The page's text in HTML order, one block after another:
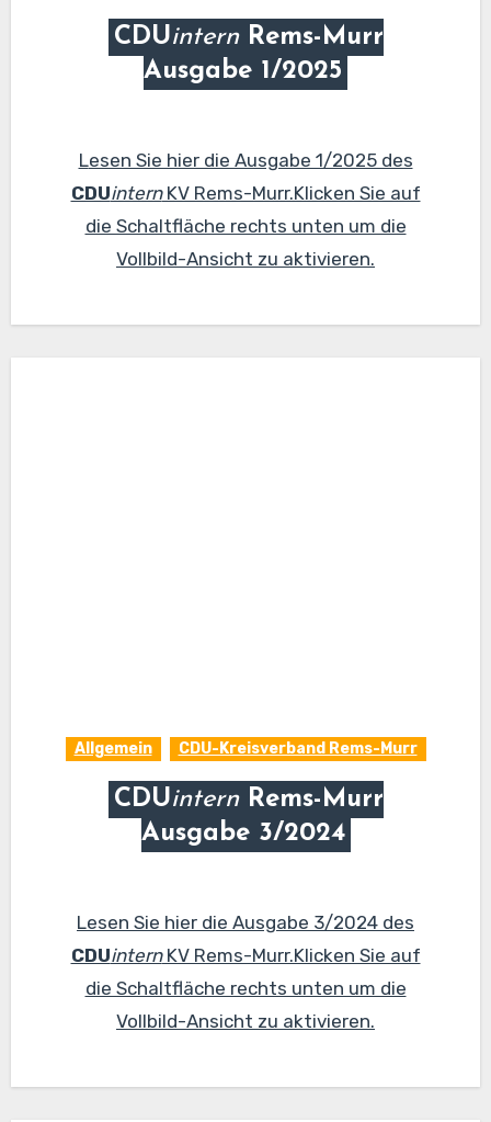
CDUinternRems-Murr
Ausgabe 1/2025
Lesen Sie hier die Ausgabe 1/2025 des
CDUinternKV Rems-Murr.Klicken Sie auf
die Schaltfläche rechts unten um die
Vollbild-Ansicht zu aktivieren.
Allgemein CDU-Kreisverband Rems-Murr
CDUinternRems-Murr
Ausgabe 3/2024
Lesen Sie hier die Ausgabe 3/2024 des
CDUinternKV Rems-Murr.Klicken Sie auf
die Schaltfläche rechts unten um die
Vollbild-Ansicht zu aktivieren.